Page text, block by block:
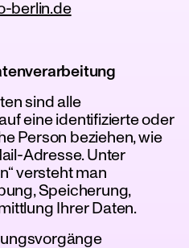
berlin.de
sind alle
eine identifizierte oder
Person beziehen, wie
Adresse. Unter
versteht man
Speicherung,
Ihrer Daten.